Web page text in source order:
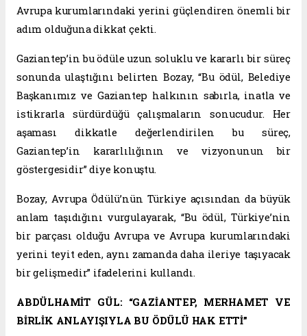
Avrupa kurumlarındaki yerini güçlendiren önemli bir
adım olduğuna dikkat çekti.
Gaziantep’in bu ödüle uzun soluklu ve kararlı bir süreç
sonunda ulaştığını belirten Bozay, “Bu ödül, Belediye
Başkanımız ve Gaziantep halkının sabırla, inatla ve
istikrarla sürdürdüğü çalışmaların sonucudur. Her
aşaması dikkatle değerlendirilen bu süreç,
Gaziantep’in kararlılığının ve vizyonunun bir
göstergesidir” diye konuştu.
Bozay, Avrupa Ödülü’nün Türkiye açısından da büyük
anlam taşıdığını vurgulayarak, “Bu ödül, Türkiye’nin
bir parçası olduğu Avrupa ve Avrupa kurumlarındaki
yerini teyit eden, aynı zamanda daha ileriye taşıyacak
bir gelişmedir” ifadelerini kullandı.
ABDÜLHAMİT GÜL: “GAZİANTEP, MERHAMET VE
BİRLİK ANLAYIŞIYLA BU ÖDÜLÜ HAK ETTİ”